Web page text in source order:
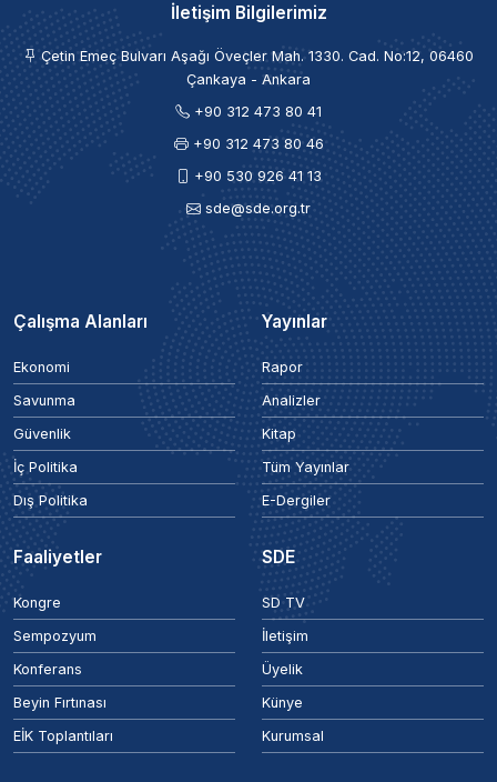
İletişim Bilgilerimiz
Çetin Emeç Bulvarı Aşağı Öveçler Mah. 1330. Cad. No:12, 06460
Çankaya - Ankara
+90 312 473 80 41
+90 312 473 80 46
+90 530 926 41 13
sde@sde.org.tr
Çalışma Alanları
Ekonomi
Savunma
Güvenlik
İç Politika
Dış Politika
Yayınlar
Rapor
Analizler
Kitap
Tüm Yayınlar
E-Dergiler
Faaliyetler
Kongre
Sempozyum
Konferans
Beyin Fırtınası
EİK Toplantıları
SDE
SD TV
İletişim
Üyelik
Künye
Kurumsal